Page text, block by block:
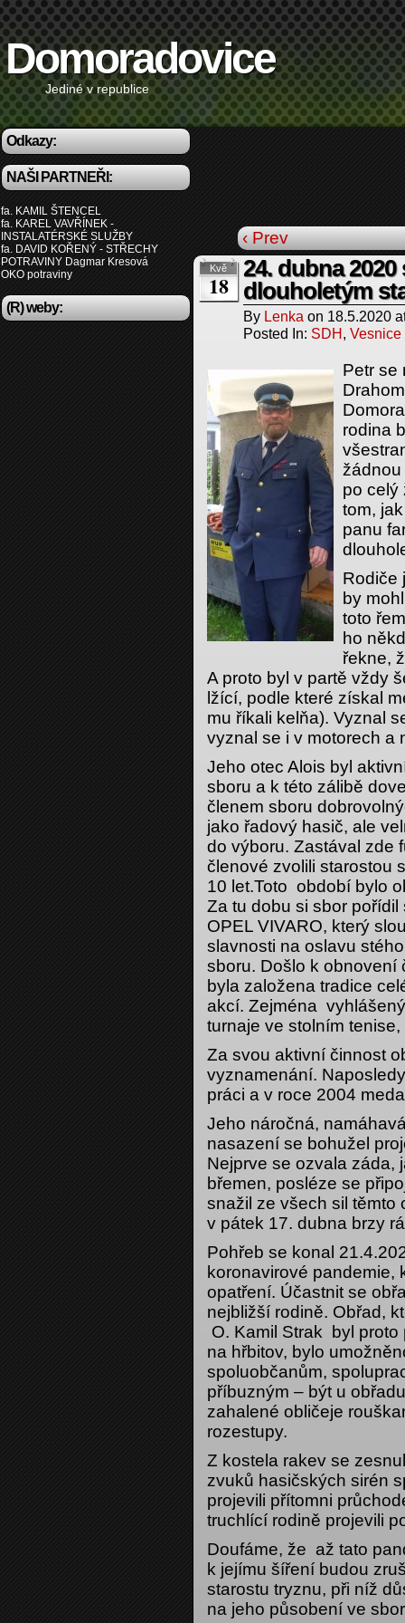
Domoradovice
Jediné v republice
Odkazy:
NAŠI PARTNEŘI:
fa. KAMIL ŠTENCEL
fa. KAREL VAVŘÍNEK -
INSTALATÉRSKÉ SLUŽBY
fa. DAVID KOŘENÝ - STŘECHY
POTRAVINY Dagmar Kresová
OKO potraviny
(R) weby:
‹ Prev
Kvě
18
24. dubna
dlouholetým
By Lenka on 18.5.2020
Posted In: SDH, Vesnice
Petr se
rodina
žádnou
po celý
tom,
panu
Rodiče
by
toto
ho
řekne,
A proto byl v partě vždy
lžící, podle které získal
mu říkali kelňa). Vyznal
vyznal se i v motorech a
Jeho otec Alois byl
sboru a k této zálibě
členem sboru
jako řadový hasič, ale
do výboru. Zastával zde
členové zvolili starostou
10 let.Toto období bylo
Za tu dobu si sbor
OPEL VIVARO, který
slavnosti na oslavu
sboru. Došlo k obnovení
byla založena tradice
akcí. Zejména
turnaje ve stolním
Za svou aktivní činnost
vyznamenání.
práci a v roce 2004
Jeho náročná,
nasazení se bohužel
Nejprve se ozvala záda,
břemen, posléze se
snažil ze všech sil
v pátek 17. dubna brzy
Pohřeb se konal
koronavirové pandemie,
opatření. Účastnit se
nejbližší rodině. Obřad,
O. Kamil Strak byl
na hřbitov, bylo
spoluobčanům,
příbuzným – být u
zahalené obličeje
rozestupy.
Z kostela rakev se
zvuků hasičských sirén
projevili přítomni
truchlící rodině projevili
Doufáme, že až tato
k jejímu šíření budou
starostu tryznu, při níž
na jeho působení ve